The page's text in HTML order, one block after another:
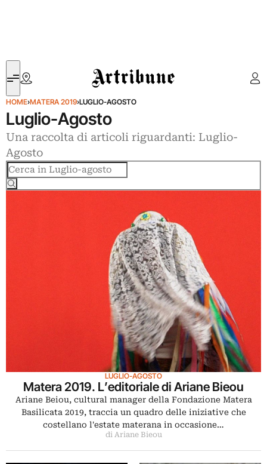
Artribune
HOME›MATERA 2019›LUGLIO-AGOSTO
Luglio-Agosto
Una raccolta di articoli riguardanti: Luglio-
Agosto
LUGLIO-AGOSTO
Matera 2019. L’editoriale di Ariane Bieou
Ariane Beiou, cultural manager della Fondazione Matera
Basilicata 2019, traccia un quadro delle iniziative che
costellano l'estate materana in occasione…
di Ariane Bieou